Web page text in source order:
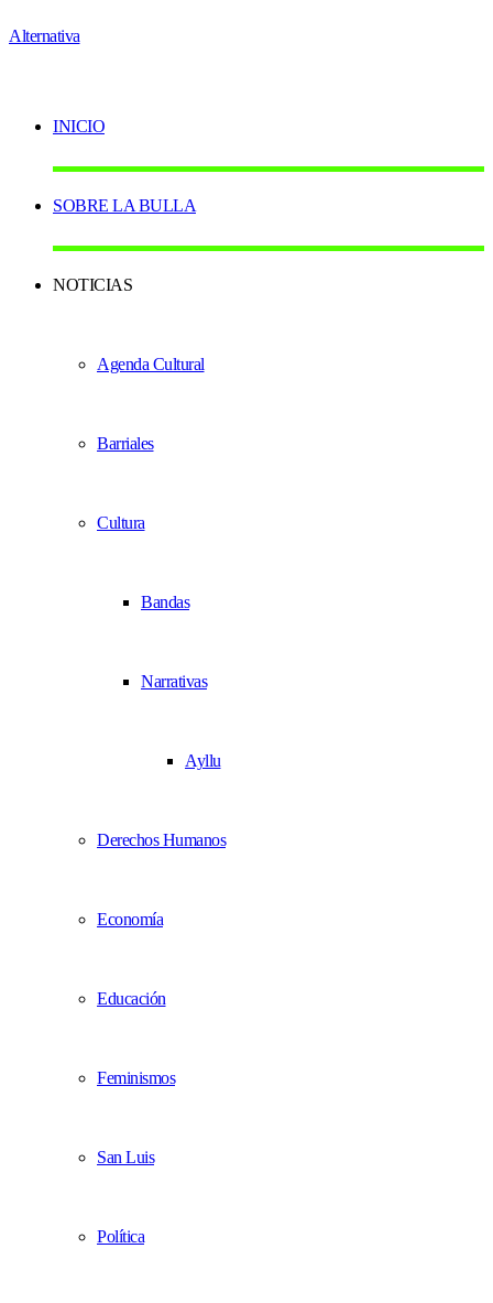
INICIO
SOBRE LA BULLA
NOTICIAS
Agenda Cultural
Barriales
Cultura
Bandas
Narrativas
Ayllu
Derechos Humanos
Economía
Educación
Feminismos
San Luis
Política